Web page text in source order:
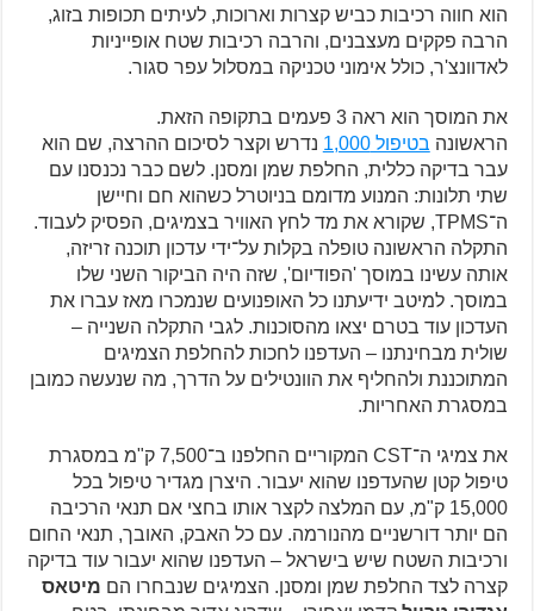
הוא חווה רכיבות כביש קצרות וארוכות, לעיתים תכופות בזוג,
הרבה פקקים מעצבנים, והרבה רכיבות שטח אופייניות
לאדוונצ'ר, כולל אימוני טכניקה במסלול עפר סגור.
את המוסך הוא ראה 3 פעמים בתקופה הזאת.
הראשונה בטיפול 1,000
נדרש וקצר לסיכום ההרצה, שם הוא
עבר בדיקה כללית, החלפת שמן ומסנן. לשם כבר נכנסנו עם
שתי תלונות: המנוע מדומם בניוטרל כשהוא חם וחיישן
ה־TPMS, שקורא את מד לחץ האוויר בצמיגים, הפסיק לעבוד.
התקלה הראשונה טופלה בקלות על־ידי עדכון תוכנה זריזה,
אותה עשינו במוסך 'הפודיום', שזה היה הביקור השני שלו
במוסך. למיטב ידיעתנו כל האופנועים שנמכרו מאז עברו את
העדכון עוד בטרם יצאו מהסוכנות. לגבי התקלה השנייה –
שולית מבחינתנו – העדפנו לחכות להחלפת הצמיגים
המתוכננת ולהחליף את הוונטילים על הדרך, מה שנעשה כמובן
במסגרת האחריות.
את צמיגי ה־CST המקוריים החלפנו ב־7,500 ק"מ במסגרת
טיפול קטן שהעדפנו שהוא יעבור. היצרן מגדיר טיפול בכל
15,000 ק"מ, עם המלצה לקצר אותו בחצי אם תנאי הרכיבה
הם יותר דורשניים מהנורמה. עם כל האבק, האובך, תנאי החום
ורכיבות השטח שיש בישראל – העדפנו שהוא יעבור עוד בדיקה
קצרה לצד החלפת שמן ומסנן. הצמיגים שנבחרו הם מיטאס